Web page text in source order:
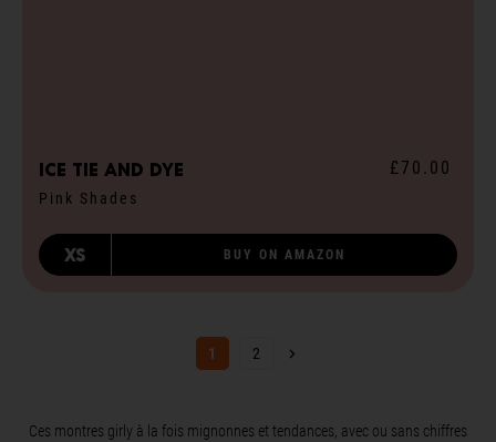
ICE tie and dye
Pink Shades
£70.00
XS BUY ON AMAZON
1 2
Ces montres girly à la fois mignonnes et tendances, avec ou sans chiffres